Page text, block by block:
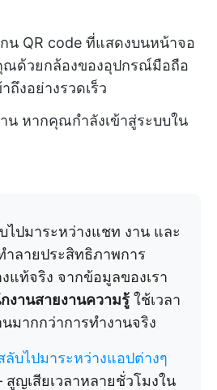
น QR code ที่แสดงบนหน้าจอ
ณด้วยกล้องของอุปกรณ์มือถือ
ถึงอย่างรวดเร็ว
น หากคุณกำลังเข้าสู่ระบบใน
ไปมาระหว่างแชท งาน และ
ำลายประสิทธิภาพการ
แท้จริง จากข้อมูลของเรา
งานสายงานความรู้ ใช้เวลา
มากกว่าการทำงานจริง
บไปมาระหว่างแอปต่างๆ
ญเสียเวลาหลายชั่วโมงใน